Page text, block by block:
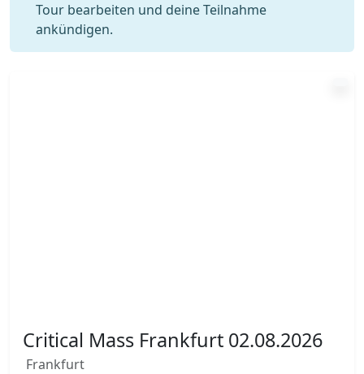
Tour bearbeiten und deine Teilnahme
ankündigen.
Critical Mass Frankfurt 02.08.2026
Frankfurt